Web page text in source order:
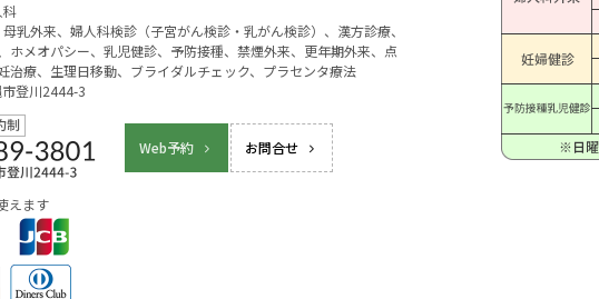
科
乳外来、婦人科検診（子宮がん検診・乳がん検診）、漢方診療、
ホメオパシー、乳児健診、予防接種、禁煙外来、更年期外来、点
治療、生理日移動、ブライダルチェック、プラセンタ療法
登川2444-3
Web予約 お問合せ
えます